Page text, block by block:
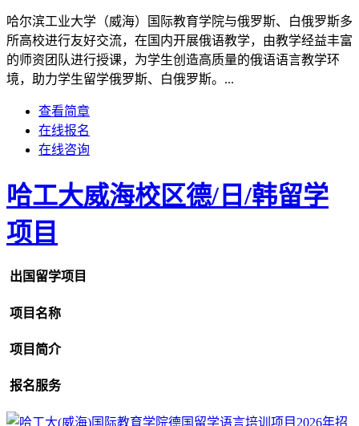
哈尔滨工业大学（威海）国际教育学院与俄罗斯、白俄罗斯多
所高校进行友好交流，在国内开展俄语教学，由教学经益丰富
的师资团队进行授课，为学生创造高质量的俄语语言教学环
境，助力学生留学俄罗斯、白俄罗斯。...
查看简章
在线报名
在线咨询
哈工大威海校区德/日/韩留学
项目
出国留学项目
项目名称
项目简介
报名服务